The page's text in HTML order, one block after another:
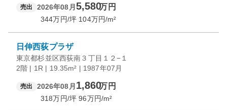
売出 2026年08月 5,580万円
344万円/坪 104万円/m²
日伸西荻プラザ
東京都杉並区西荻南３丁目１２−１
2階 | 1R | 19.35m² | 1987年07月
売出 2026年08月 1,860万円
318万円/坪 96万円/m²